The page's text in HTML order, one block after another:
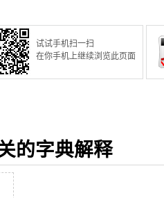
试试手机扫一扫
在你手机上继续浏览此页面
的字典解释